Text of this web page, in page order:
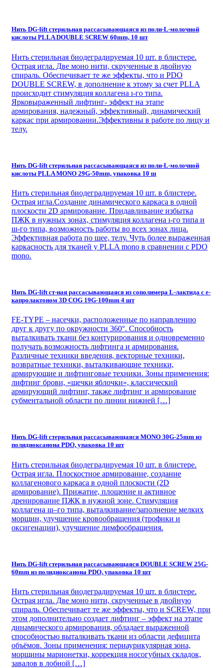
Нить DG-lift стерильная рассасывающаяся из поли-L-молочной
кислоты PLLA DOUBLE SCREW 60mm, 10 шт
Нить стерильная биодеградируемая 10 шт. в блистере.
Острая игла. Две моно нити, скрученные в двойную
спираль. Обеспечивает те же эффекты, что и PDO
DOUBLE SCREW, в дополнение к этому за счет PLLA
происходит стимуляция коллагена ı-го типа.
Ярковыраженный лифтинг- эффект на этапе
армирования, надежный, эффективный, динамический
каркас при армировании.Эффективны в работе по лицу и
телу.
Нить DG-lift стерильная рассасывающаяся из поли-L-молочной
кислоты PLLA MONO 29G-50mm, упаковка 10 ш
Нить стерильная биодеградируемая 10 шт. в блистере.
Острая игла.Создание динамического каркаса в одной
плоскости 2D армирование. Придавливание избытка
ПЖК в нужных зонах, стимуляция коллагена ı-го типа и
ııı-го типа, возможность работы во всех зонах лица.
Эффективная работа по шее, телу. Чуть более выраженная
каркасность для тканей у PLLA mono в сравнении с PDO
mono.
Нить DG-lift ст-ная рассасывающаяся из сополимера L-лактида с е-
капролактоном 3D COG 19G-100mm 4 шт
FE-TYPE – насечки, расположенные по направлению
друг к другу по окружности 360°. Способность
выталкивать ткани без контурирования и одновременно
получать возможность лифтинга и армирования.
Различные техники введения, векторные техники,
возвратные техники, выталкивающие техники,
армирующие и лифтинговые техники. Зоны применения:
лифтинг брови, «щечки яблочки», классический
армирующий лифтинг, также лифтинг и армирование
субментальной области по линии нижней […]
Нить DG-lift стерильная рассасывающаяся MONO 30G-25mm из
полидиоксанона PDO, упаковка 10 шт
Нить стерильная биодеградируемая 10 шт. в блистере.
Острая игла. Плоскостное армирование, создание
коллагенового каркаса в одной плоскости (2D
армирование). Прижатие, площение и активное
дренирование ПЖК в нужной зоне. Стимуляция
коллагена ııı–го типа, выталкивание/заполнение мелких
морщин, улучшение кровообращения (трофики и
оксигенации), улучшение лимфообращения.
Нить DG-lift стерильная рассасывающаяся DOUBLE SCREW 25G-
60mm из полидиоксанона PDO, упаковка 10 шт
Нить стерильная биодеградируемая 10 шт. в блистере.
Острая игла. Две моно нити, скрученные в двойную
спираль. Обеспечивает те же эффекты, что и SCREW, при
этом дополнительно создает лифтинг – эффект на этапе
динамического армирования, обладает выраженной
способностью выталкивать ткани из области дефицита
объёмов. Зоны применения: периаурикулярная зона,
морщины марионетки, коррекция носогубных складок,
завалов в лобной […]